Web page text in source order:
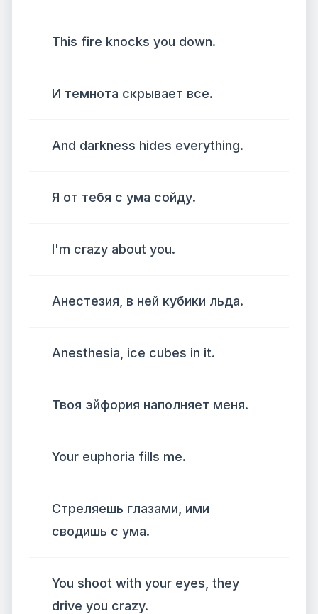
This fire knocks you down.
И темнота скрывает все.
And darkness hides everything.
Я от тебя с ума сойду.
I'm crazy about you.
Анестезия, в ней кубики льда.
Anesthesia, ice cubes in it.
Твоя эйфория наполняет меня.
Your euphoria fills me.
Стреляешь глазами, ими
сводишь с ума.
You shoot with your eyes, they
drive you crazy.